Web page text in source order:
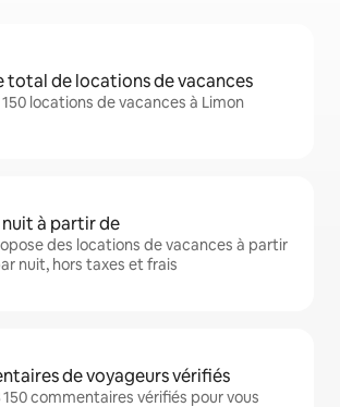
total de locations de vacances
locations de vacances à Limon
nuit à partir de
des locations de vacances à partir
nuit, hors taxes et frais
de voyageurs vérifiés
150 commentaires vérifiés pour vous